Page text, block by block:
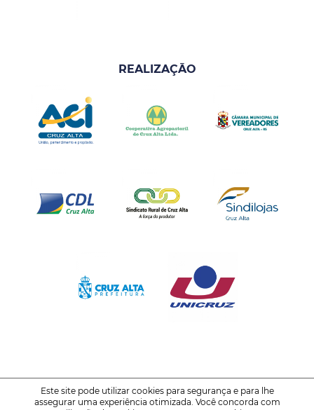
REALIZAÇÃO
© 2021-2026FENATRIGO - Feira Nacional do Trigo
Este site pode utilizar cookies para segurança e para lhe
assegurar uma experiência otimizada. Você concorda com